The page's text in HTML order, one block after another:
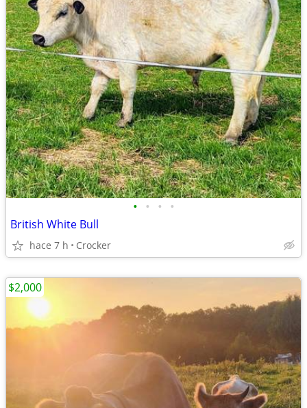
• • • •
British White Bull
hace 7 h Crocker
$2,000